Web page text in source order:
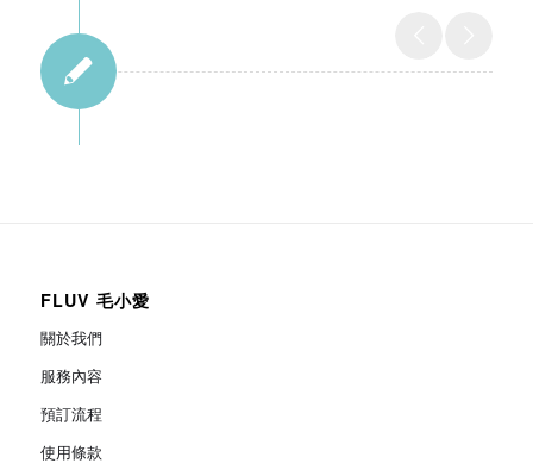
FLUV 毛小愛
關於我們
服務內容
預訂流程
使用條款